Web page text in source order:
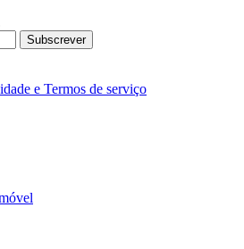
Subscrever
e Termos de serviço